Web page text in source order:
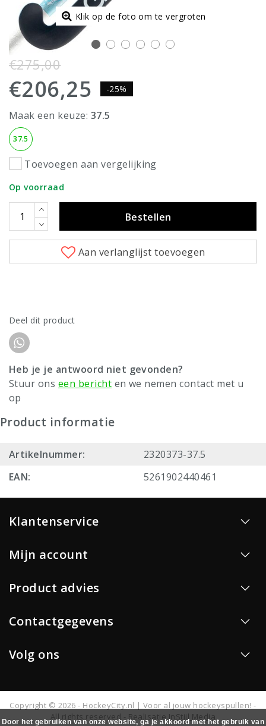
Klik op de foto om te vergroten
€275,00
€206,25 -25%
Maak een keuze: 37.5
37.5
Toevoegen aan vergelijking
Op voorraad
Bestellen
Aan verlanglijst toevoegen
Deel dit product
Heb je je antwoord niet gevonden?
Stuur ons een bericht en we nemen contact met u
op
Product informatie
Artikelnummer:
2320373-37.5
EAN:
5261902440461
Klantenservice
Mijn account
Product advies
Contactgegevens
Volg ons
Copyright © 2026 - HockeyCity.nl | Voor al jouw hockeyspullen! -
All rights reserved - Realisatie InStijl Media
Door het gebruiken van onze website, ga je akkoord met het gebruik van